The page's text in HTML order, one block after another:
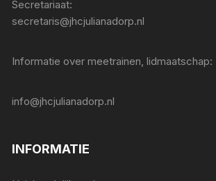
Secretariaat:
secretaris@jhcjulianadorp.nl
Informatie over meetrainen, lidmaatschap:
info@jhcjulianadorp.nl
INFORMATIE